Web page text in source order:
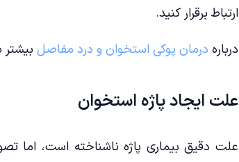
ارتباط برقرار کنید.
درباره درمان پوکی استخوان و درد مفاصل بیشتر
علت ایجاد پاژه استخوان
علت دقیق بیماری پاژه ناشناخته است،